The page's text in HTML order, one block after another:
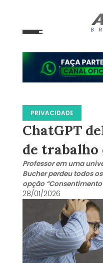
PRIVACIDADE
ChatGPT
de trabalho
Professor em uma
Bucher perdeu todos
opção “Consentimento
28/01/2026